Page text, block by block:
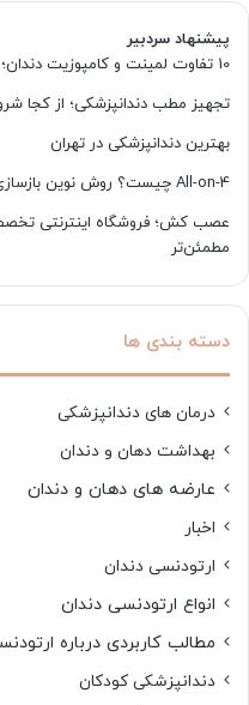
پیشنهاد سردبیر
10 تفاوت لمینت و کامپوزیت دندان؛ مقایسه دوام، زیبایی، هزینه و ماندگاری
تجهیز مطب دندانپزشکی؛ از کجا
بهترین دندانپزشکی در تهران
All-on-4 چیست؟ روش نوین بازسازی کامل دندان با 4 ایمپلنت
عصب کش؛ فروشگاه اینترنتی
مطمئن‌تر
دسته بندی ها
درمان های دندانپزشکی
بهداشت دهان و دندان
عارضه های دهان و دندان
اخبار
ارتودنسی دندان
انواع ارتودنسی دندان
مطالب کاربردی درباره
دندانپزشکی کودکان